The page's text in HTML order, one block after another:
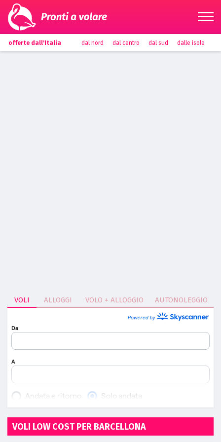
offerte dall'Italia dal nord dal centro dal sud dalle isole
VOLI ALLOGGI VOLO + ALLOGGIO AUTONOLEGGIO
VOLI LOW COST PER BARCELLONA